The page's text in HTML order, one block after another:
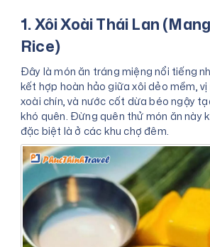
1. Xôi Xoài Thái Lan
Rice)
Đây là món ăn tráng miệng nổi tiếng
kết hợp hoàn hảo giữa xôi dẻo mềm,
xoài chín, và nước cốt dừa béo ngậy
khó quên. Đừng quên thử món ăn này
đặc biệt là ở các khu chợ đêm.